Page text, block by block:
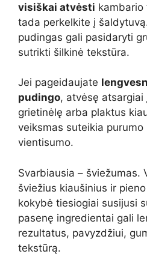
visiškai atvėsti kambario
tada perkelkite į
pudingas gali pasidaryti
sutrikti šilkinė tekstūra.
Jei pageidaujate
pudingo, atvėsę
grietinėlę arba plaktus
veiksmas suteikia purumo
vientisumo.
Svarbiausia – šviežumas.
šviežius kiaušinius ir
kokybė tiesiogiai susijusi
pasenę ingredientai gali
rezultatus, pavyzdžiui,
tekstūrą.